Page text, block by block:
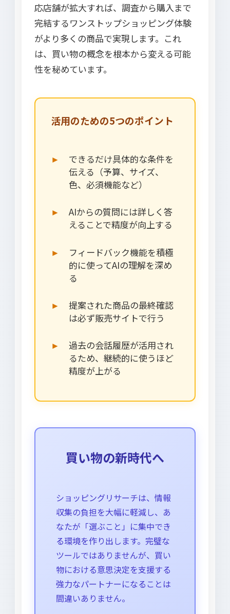
応店舗が拡大すれば、調査から購入まで
完結するワンストップショッピング体験
がより多くの商品で実現します。これ
は、買い物の概念を根本から変える可能
性を秘めています。
活用のための5つのポイント
できるだけ具体的な条件を
伝える（予算、サイズ、
色、必須機能など）
AIからの質問には詳しく答
えることで精度が向上する
フィードバック機能を積極
的に使ってAIの理解を深め
る
提案された商品の最終確認
は必ず販売サイトで行う
過去の会話履歴が活用され
るため、継続的に使うほど
精度が上がる
買い物の新時代へ
ショッピングリサーチは、情報
収集の負担を大幅に軽減し、あ
なたが「選ぶこと」に集中でき
る環境を作り出します。完璧な
ツールではありませんが、買い
物における意思決定を支援する
強力なパートナーになることは
間違いありません。